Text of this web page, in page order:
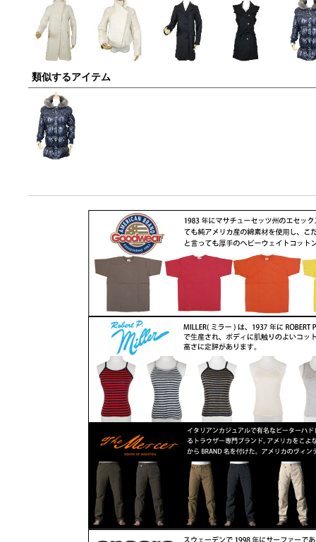
類似するアイテム